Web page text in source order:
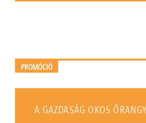
PROMÓCIÓ
A GAZDASÁG OKOS